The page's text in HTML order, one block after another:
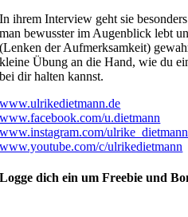
In ihrem Interview geht sie
man bewusster im Augenblick lebt
(Lenken der Aufmerksamkeit)
kleine Übung an die Hand, wie du
bei dir halten kannst.
www.ulrikedietmann.de
www.facebook.com/u.dietmann
www.instagram.com/ulrike_dietmann
www.youtube.com/c/ulrikedietmann
Logge dich ein um Freebie und